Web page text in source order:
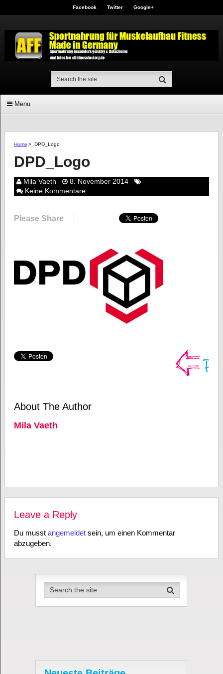
Facebook Twitter Google+
Menu
Home > DPD_Logo
DPD_Logo
Mila Vaeth
8. November 2014
Keine Kommentare
Please Share
About The Author
Mila Vaeth
Leave a Reply
Du musst angemeldetsein, um einen Kommentar
abzugeben.